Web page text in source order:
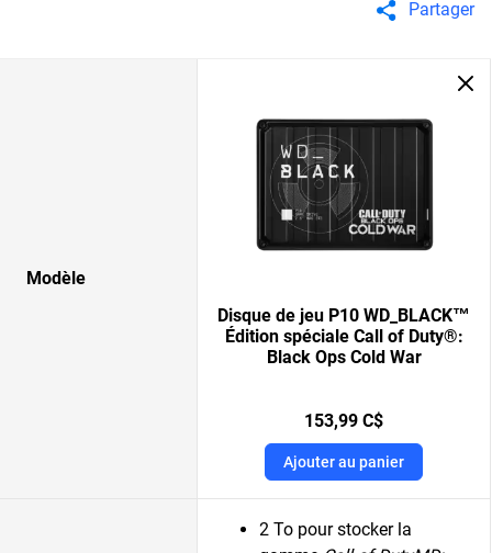
Partager
Modèle
Disque de jeu P10 WD_BLACK™
Édition spéciale Call of Duty®:
Black Ops Cold War
153,99 C$
Ajouter au panier
2 To pour stocker la